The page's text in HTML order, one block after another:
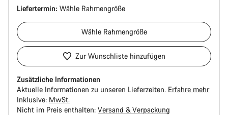
Liefertermin: Wähle Rahmengröße
Wähle Rahmengröße
Zur Wunschliste hinzufügen
Zusätzliche Informationen
Aktuelle Informationen zu unseren Lieferzeiten. Erfahre mehr
Inklusive: MwSt.
Nicht im Preis enthalten: Versand & Verpackung